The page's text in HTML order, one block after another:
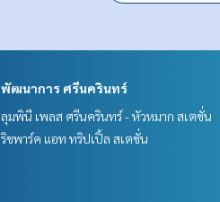
พัฒนาการ ศรีนครินทร์
ลุมพินี เพลส ศรีนครินทร์ - หัวหมาก สเตชั่น
ริชพาร์ค แอท ทริปเปิ้ล สเตชั่น